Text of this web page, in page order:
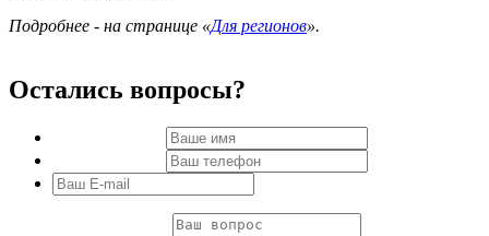
Подробнее - на странице «Для регионов».
Остались вопросы?